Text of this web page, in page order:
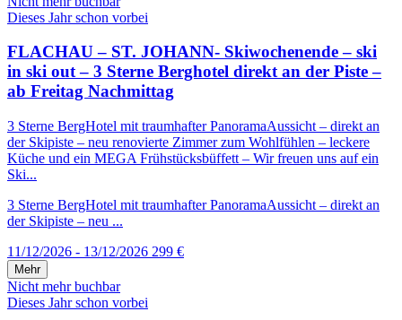
Dieses Jahr schon vorbei
FLACHAU – ST. JOHANN- Skiwochenende – ski
in ski out – 3 Sterne Berghotel direkt an der Piste –
ab Freitag Nachmittag
3 Sterne BergHotel mit traumhafter PanoramaAussicht – direkt an
der Skipiste – neu renovierte Zimmer zum Wohlfühlen – leckere
Küche und ein MEGA Frühstücksbüffett – Wir freuen uns auf ein
Ski...
3 Sterne BergHotel mit traumhafter PanoramaAussicht – direkt an
der Skipiste – neu ...
11/12/2026 - 13/12/2026 299 €
Mehr
Nicht mehr buchbar
Dieses Jahr schon vorbei